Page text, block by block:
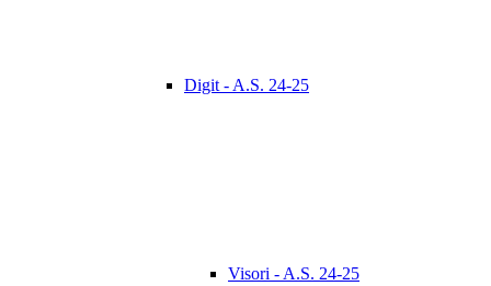
Digit - A.S. 24-25
Visori - A.S. 24-25